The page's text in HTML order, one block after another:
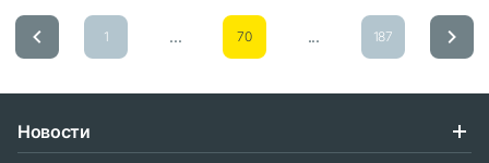
1 ... 70 ... 187
Новости